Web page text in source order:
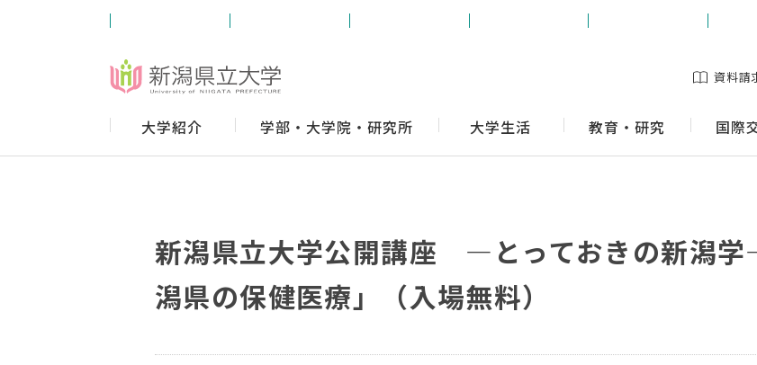
資料請
大学紹介 学部・大学院・研究所 大学生活 教育・研究 国際
新潟県立大学公開講座 ―とっておきの新潟
潟県の保健医療」（入場無料）